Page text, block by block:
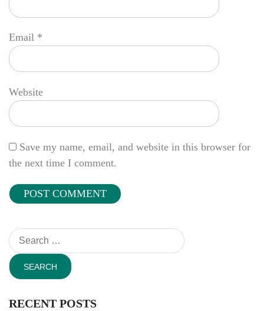
Email *
Website
Save my name, email, and website in this browser for
the next time I comment.
Search
for:
RECENT POSTS